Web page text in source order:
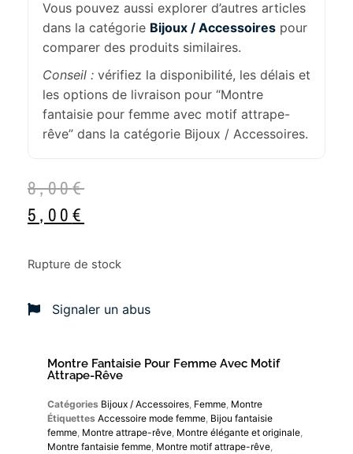
Vous pouvez aussi explorer d’autres articles
dans la catégorie Bijoux / Accessoires pour
comparer des produits similaires.
Conseil : vérifiez la disponibilité, les délais et
les options de livraison pour “Montre
fantaisie pour femme avec motif attrape-
rêve” dans la catégorie Bijoux / Accessoires.
8,00€
5,00€
Rupture de stock
Signaler un abus
Montre Fantaisie Pour Femme Avec Motif
Attrape-Rêve
Catégories Bijoux / Accessoires, Femme, Montre
Étiquettes Accessoire mode femme, Bijou fantaisie
femme, Montre attrape-rêve, Montre élégante et originale,
Montre fantaisie femme, Montre motif attrape-rêve,